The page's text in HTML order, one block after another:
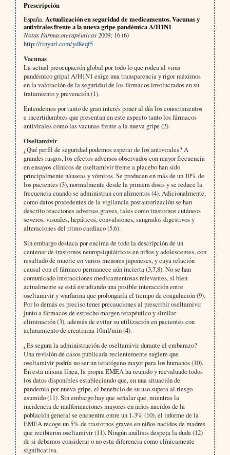
Prescripción
España.Actualización en seguridad de medicamentos. Vacunas y
antivirales frente a la nueva gripe pandémica A/H1N1
Notas Farmacoterapéuticas2009; 16 (6)
http://tinyurl.com/yd8eqf5
Vacunas
La actual preocupación global por todo lo que rodea al virus
pandémico gripal A/H1N1 exige una transparencia y rigor máximos
en la valoración de la seguridad de los fármacos involucrados en su
tratamiento y prevención (1).
Entendemos por tanto de gran interés poner al día los conocimientos
e incertidumbres que presentan en este aspecto tanto los fármacos
antivirales como las vacunas frente a la nueva gripe (2).
Oseltamivir
¿Qué perfil de seguridad podemos esperar de los antivirales? A
grandes rasgos, los efectos adversos observados con mayor frecuencia
en ensayos clínicos de oseltamivir frente a placebo han sido
principalmente náuseas y vómitos. Se producen en más de un 10% de
los pacientes (3), normalmente desde la primera dosis y se reduce la
frecuencia cuando se administran con alimentos (4). Adicionalmente,
como datos procedentes de la vigilancia postautorización se han
descrito reacciones adversas graves, tales como trastornos cutáneos
severos, visuales, hepáticos, convulsiones, sangrados digestivos y
alteraciones del ritmo cardiaco (5,6).
Sin embargo destaca por encima de todo la descripción de un
centenar de trastornos neuropsiquiátricos en niños y adolescentes, con
resultado de muerte en varios menores japoneses, y cuya relación
causal con el fármaco permanece aún incierta (3,7,8). No se han
comunicado interacciones medicamentosas relevantes, si bien
actualmente se está estudiando una posible interacción entre
oseltamivir y warfarina que prolongaría el tiempo de coagulación (9).
Por lo demás es preciso tener precauciones al prescribir oseltamivir
junto a fármacos de estrecho margen terapéutico y similar
eliminación (3), además de evitar su utilización en pacientes con
aclaramiento de creatinina 10ml/min (4).
¿Es segura la administración de oseltamivir durante el embarazo?
Una revisión de casos publicada recientemente sugiere que
oseltamivir podría no ser un teratógeno mayor para los humanos (10).
En esta misma línea, la propia EMEA ha reunido y reevaluado todos
los datos disponibles estableciendo que, en una situación de
pandemia por nueva gripe, el beneficio de su uso supera al riesgo
asumido (11). Sin embargo hay que señalar que, mientras la
incidencia de malformaciones mayores en niños nacidos de la
población general se encuentra entre un 1-3% (10), el informe de la
EMEA recoge un 5% de trastornos graves en niños nacidos de madres
que recibieron oseltamivir (11). Ningún análisis despeja la duda (12)
de si debemos considerar o no esta diferencia como clínicamente
significativa.